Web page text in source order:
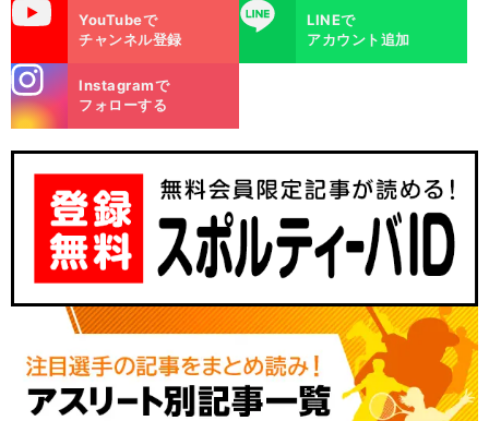
YouTubeで
チャンネル登録
LINE
LINEで
アカウント追加
m
Instagramで
フォローする